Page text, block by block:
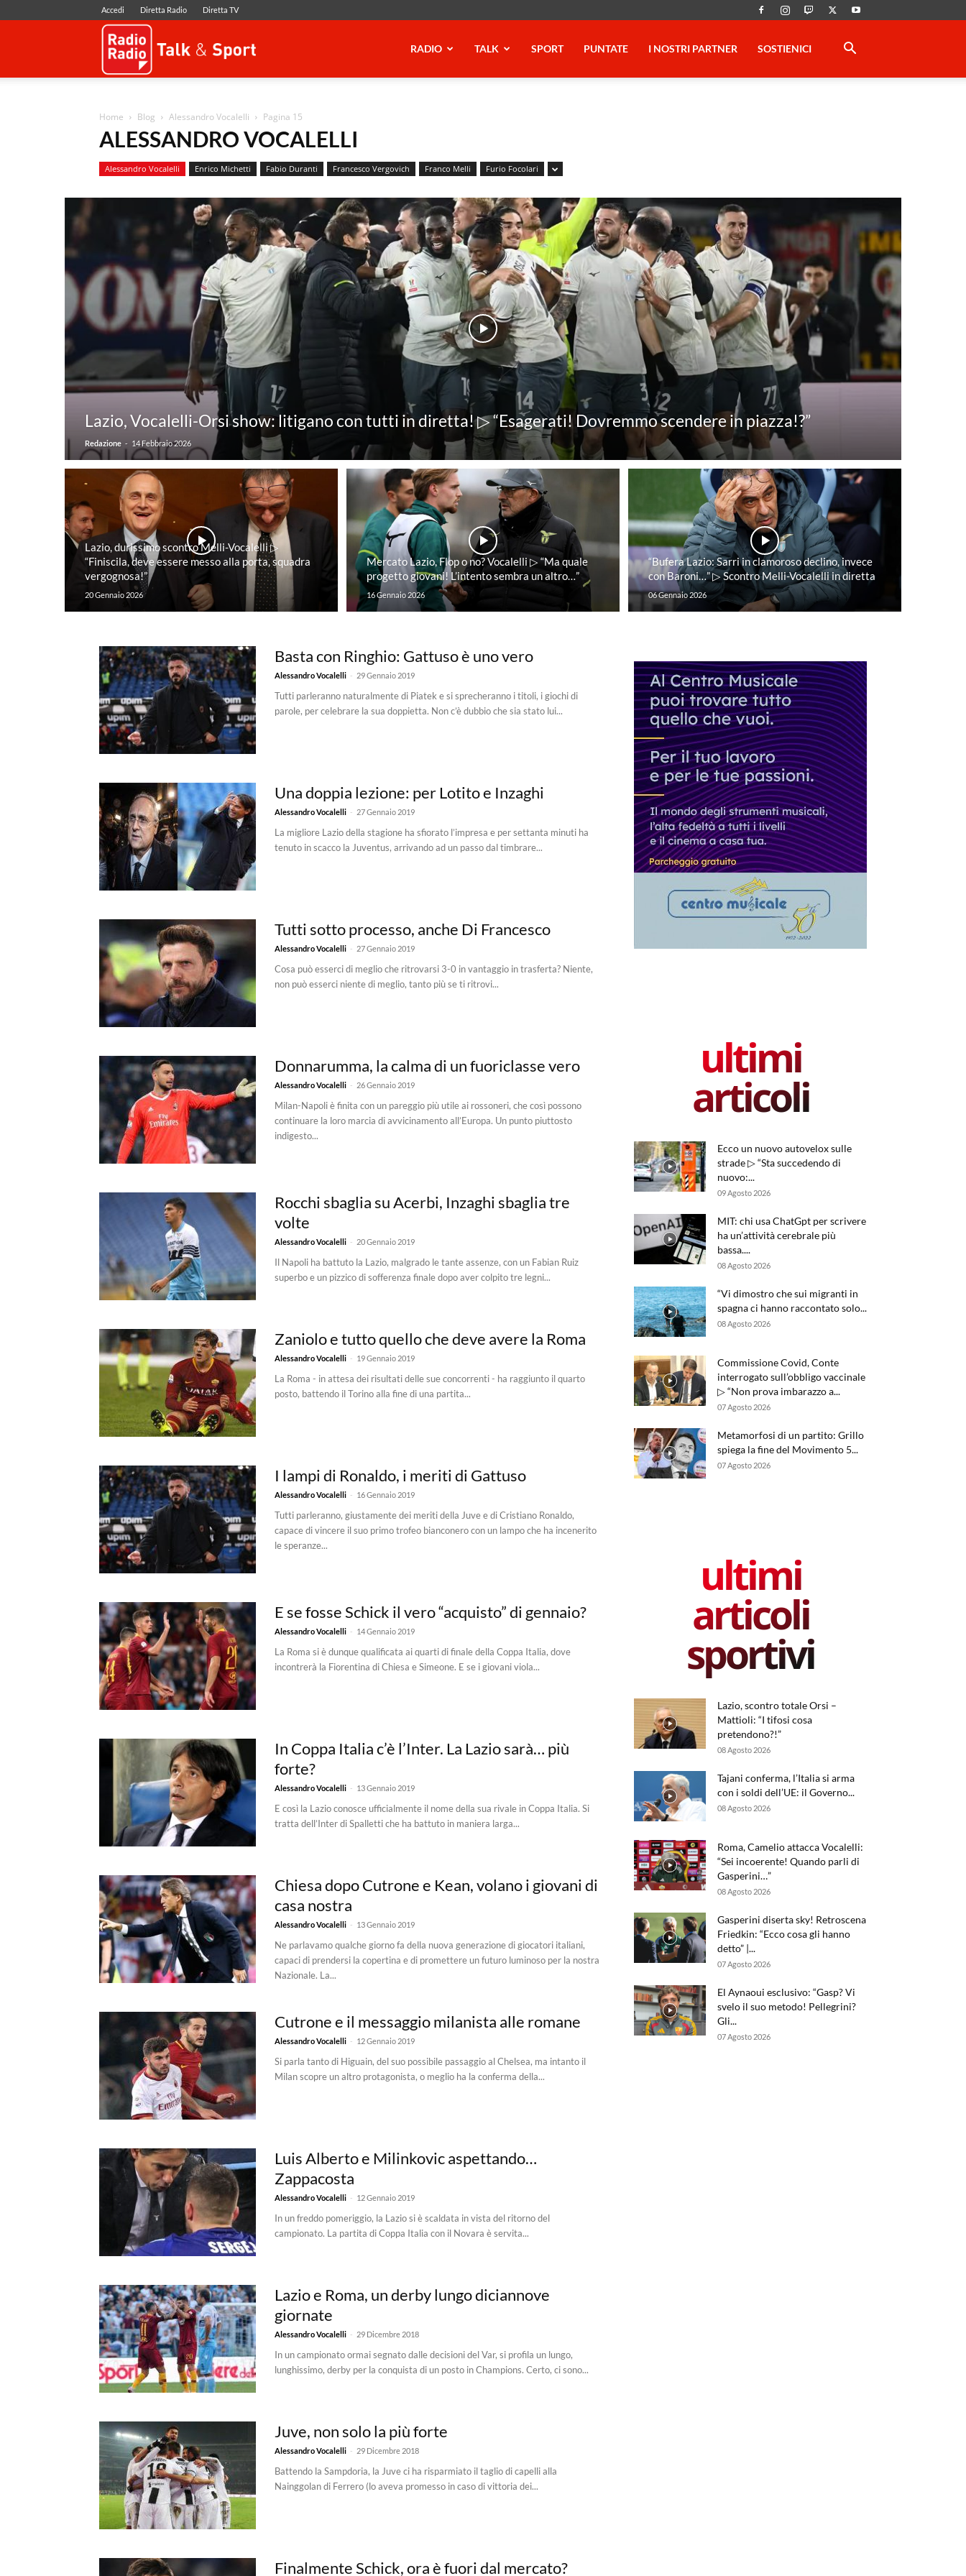
Accedi Diretta Radio Diretta TV
RADIO TALK SPORT PUNTATE I NOSTRI PARTNER SOSTIENICI
Home Blog Alessandro Vocalelli Pagina 15
ALESSANDRO VOCALELLI
Alessandro Vocalelli Enrico Michetti Fabio Duranti Francesco Vergovich Franco Melli Furio Focolari
Lazio, Vocalelli-Orsi show: litigano con tutti in diretta! ▷ “Esagerati! Dovremmo scendere in piazza!?”
Redazione - 14 Febbraio 2026
Lazio, durissimo scontro Melli-Vocalelli ▷
“Finiscila, deve essere messo alla porta, squadra
vergognosa!”
20 Gennaio 2026
Mercato Lazio, Flop o no? Vocalelli ▷ “Ma quale
progetto giovani! L’intento sembra un altro…”
16 Gennaio 2026
“Bufera Lazio: Sarri in clamoroso declino, invece
con Baroni…” ▷ Scontro Melli-Vocalelli in diretta
06 Gennaio 2026
Basta con Ringhio: Gattuso è uno vero
Alessandro Vocalelli - 29 Gennaio 2019
Tutti parleranno naturalmente di Piatek e si sprecheranno i titoli, i giochi di
parole, per celebrare la sua doppietta. Non c’è dubbio che sia stato lui...
Una doppia lezione: per Lotito e Inzaghi
Alessandro Vocalelli - 27 Gennaio 2019
La migliore Lazio della stagione ha sfiorato l’impresa e per settanta minuti ha
tenuto in scacco la Juventus, arrivando ad un passo dal timbrare...
Tutti sotto processo, anche Di Francesco
Alessandro Vocalelli - 27 Gennaio 2019
Cosa può esserci di meglio che ritrovarsi 3-0 in vantaggio in trasferta? Niente,
non può esserci niente di meglio, tanto più se ti ritrovi...
Donnarumma, la calma di un fuoriclasse vero
Alessandro Vocalelli - 26 Gennaio 2019
Milan-Napoli è finita con un pareggio più utile ai rossoneri, che così possono
continuare la loro marcia di avvicinamento all’Europa. Un punto piuttosto
indigesto...
Rocchi sbaglia su Acerbi, Inzaghi sbaglia tre
volte
Alessandro Vocalelli - 20 Gennaio 2019
Il Napoli ha battuto la Lazio, malgrado le tante assenze, con un Fabian Ruiz
superbo e un pizzico di sofferenza finale dopo aver colpito tre legni...
Zaniolo e tutto quello che deve avere la Roma
Alessandro Vocalelli - 19 Gennaio 2019
La Roma - in attesa dei risultati delle sue concorrenti - ha raggiunto il quarto
posto, battendo il Torino alla fine di una partita...
I lampi di Ronaldo, i meriti di Gattuso
Alessandro Vocalelli - 16 Gennaio 2019
Tutti parleranno, giustamente dei meriti della Juve e di Cristiano Ronaldo,
capace di vincere il suo primo trofeo bianconero con un lampo che ha incenerito
le speranze...
E se fosse Schick il vero “acquisto” di gennaio?
Alessandro Vocalelli - 14 Gennaio 2019
La Roma si è dunque qualificata ai quarti di finale della Coppa Italia, dove
incontrerà la Fiorentina di Chiesa e Simeone. E se i giovani viola...
In Coppa Italia c’è l’Inter. La Lazio sarà… più
forte?
Alessandro Vocalelli - 13 Gennaio 2019
E così la Lazio conosce ufficialmente il nome della sua rivale in Coppa Italia. Si
tratta dell’Inter di Spalletti che ha battuto in maniera larga...
Chiesa dopo Cutrone e Kean, volano i giovani di
casa nostra
Alessandro Vocalelli - 13 Gennaio 2019
Ne parlavamo qualche giorno fa della nuova generazione di giocatori italiani,
capaci di prendersi la copertina e di promettere un futuro luminoso per la nostra
Nazionale. La...
Cutrone e il messaggio milanista alle romane
Alessandro Vocalelli - 12 Gennaio 2019
Si parla tanto di Higuain, del suo possibile passaggio al Chelsea, ma intanto il
Milan scopre un altro protagonista, o meglio ha la conferma della...
Luis Alberto e Milinkovic aspettando…
Zappacosta
Alessandro Vocalelli - 12 Gennaio 2019
In un freddo pomeriggio, la Lazio si è scaldata in vista del ritorno del
campionato. La partita di Coppa Italia con il Novara è servita...
Lazio e Roma, un derby lungo diciannove
giornate
Alessandro Vocalelli - 29 Dicembre 2018
In un campionato ormai segnato dalle decisioni del Var, si profila un lungo,
lunghissimo, derby per la conquista di un posto in Champions. Certo, ci sono...
Juve, non solo la più forte
Alessandro Vocalelli - 29 Dicembre 2018
Battendo la Sampdoria, la Juve ci ha risparmiato il taglio di capelli alla
Nainggolan di Ferrero (lo aveva promesso in caso di vittoria dei...
Finalmente Schick, ora è fuori dal mercato?
ultimi
articoli
Ecco un nuovo autovelox sulle
strade ▷ “Sta succedendo di
nuovo:...
09 Agosto 2026
MIT: chi usa ChatGpt per scrivere
ha un’attività cerebrale più
bassa....
08 Agosto 2026
“Vi dimostro che sui migranti in
spagna ci hanno raccontato solo...
08 Agosto 2026
Commissione Covid, Conte
interrogato sull’obbligo vaccinale
▷ “Non prova imbarazzo a...
07 Agosto 2026
Metamorfosi di un partito: Grillo
spiega la fine del Movimento 5...
07 Agosto 2026
ultimi
articoli
sportivi
Lazio, scontro totale Orsi –
Mattioli: “I tifosi cosa
pretendono?!”
08 Agosto 2026
Tajani conferma, l’Italia si arma
con i soldi dell’UE: il Governo...
08 Agosto 2026
Roma, Camelio attacca Vocalelli:
“Sei incoerente! Quando parli di
Gasperini…”
08 Agosto 2026
Gasperini diserta sky! Retroscena
Friedkin: “Ecco cosa gli hanno
detto” |...
07 Agosto 2026
El Aynaoui esclusivo: “Gasp? Vi
svelo il suo metodo! Pellegrini?
Gli...
07 Agosto 2026